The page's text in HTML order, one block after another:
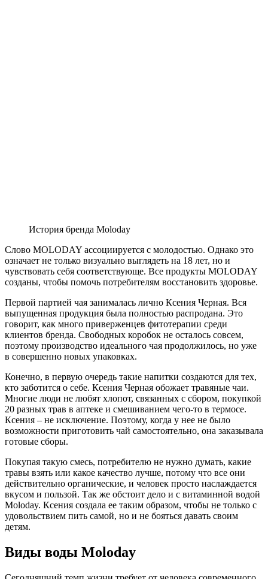
История бренда Moloday
Слово MOLODAY ассоциируется с молодостью. Однако это
означает не только визуально выглядеть на 18 лет, но и
чувствовать себя соответствующе. Все продукты MOLODAY
созданы, чтобы помочь потребителям восстановить здоровье.
Первой партией чая занималась лично Ксения Черная. Вся
выпущенная продукция была полностью распродана. Это
говорит, как много приверженцев фитотерапии среди
клиентов бренда. Свободных коробок не осталось совсем,
поэтому производство идеального чая продолжилось, но уже
в совершенно новых упаковках.
Конечно, в первую очередь такие напитки создаются для тех,
кто заботится о себе. Ксения Черная обожает травяные чаи.
Многие люди не любят хлопот, связанных с сбором, покупкой
20 разных трав в аптеке и смешиванием чего-то в термосе.
Ксения – не исключение. Поэтому, когда у нее не было
возможности приготовить чай самостоятельно, она заказывала
готовые сборы.
Покупая такую смесь, потребителю не нужно думать, какие
травы взять или какое качество лучше, потому что все они
действительно органические, и человек просто наслаждается
вкусом и пользой. Так же обстоит дело и с витаминной водой
Moloday. Ксения создала ее таким образом, чтобы не только с
удовольствием пить самой, но и не бояться давать своим
детям.
Виды воды Moloday